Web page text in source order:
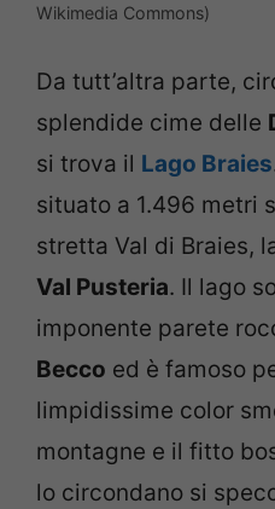
Wikimedia Commons)
Da tutt’altra parte,
splendide cime delle
si trova il Lago Braies
situato a 1.496 metri
stretta Val di Braies,
Val Pusteria. Il lago
imponente parete
Becco ed è famoso
limpidissime color
montagne e il fitto
lo circondano si